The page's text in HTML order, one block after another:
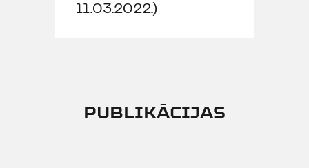
Izrāde notiks latviešu, angļu un ķīniešu
11.03.2022.)
PUBLIKĀCIJAS